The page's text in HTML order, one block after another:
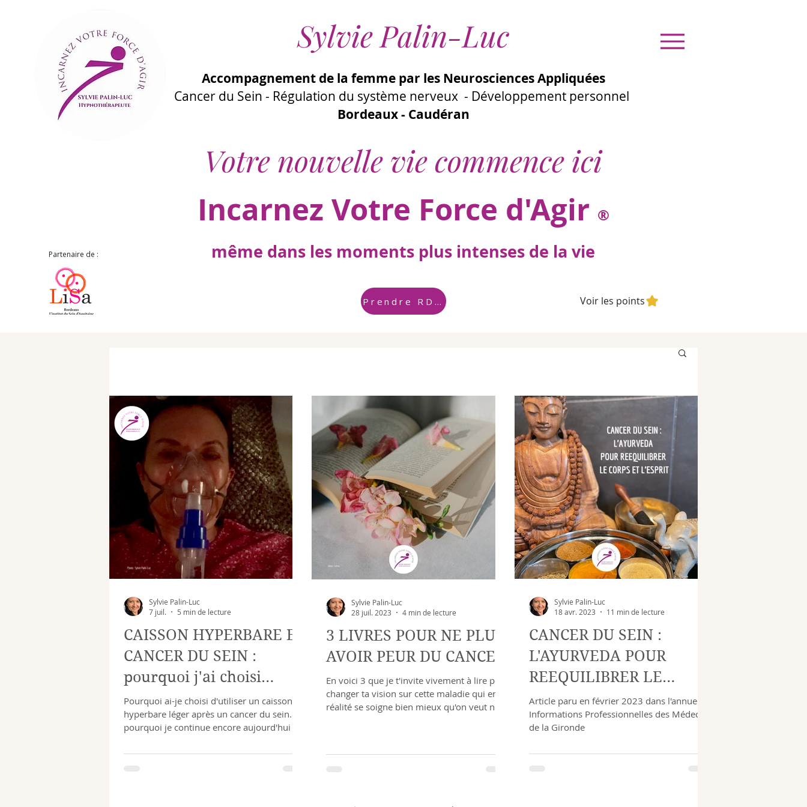
Sylvie Palin-Luc
Accompagnement de la femme par les Neurosciences Appliquées
Cancer du Sein - Régulation du système nerveux - Développement personnel
Bordeaux - Caudéran
Partenaire de :
Votre nouvelle vie commence ici
Incarnez Votre Force d'Agir ®
même dans les moments plus intenses de la vie
Prendre RDV Voir les points
CAISSON HYPERBARE ET
CANCER DU SEIN :
pourquoi j'ai choisi
l'oxygénothérapie
hyperbare légère
Pourquoi ai-je choisi d'utiliser un caisson
hyperbare léger après un cancer du sein… et
pourquoi je continue encore aujourd'hui ?
personnelle, les connaissances scientifiques
Sylvie Palin-Luc
7 juil.
5 min de lecture
3 LIVRES POUR NE PLUS
AVOIR PEUR DU CANCER
En voici 3 que je t'invite vivement à lire pour
changer ta vision sur cette maladie qui en
réalité se soigne bien mieux qu'on veut nous
Sylvie Palin-Luc
28 juil. 2023
4 min de lecture
CANCER DU SEIN :
L'AYURVEDA POUR
REEQUILIBRER LE
CORPS ET L'ESPRIT
Article paru en février 2023 dans l'annuel
Informations Professionnelles des Médecins
de la Gironde
Sylvie Palin-Luc
18 avr. 2023
11 min de lecture